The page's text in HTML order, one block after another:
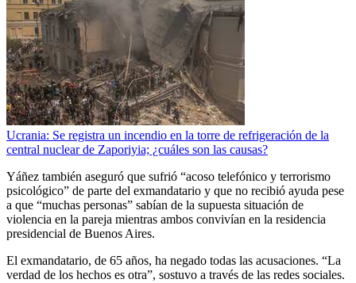
Ucrania: Se registra un incendio en la torre de refrigeración de la
central nuclear de Zaporiyia; ¿cuáles son las causas?
Yáñez también aseguró que sufrió “acoso telefónico y terrorismo
psicológico” de parte del exmandatario y que no recibió ayuda pese
a que “muchas personas” sabían de la supuesta situación de
violencia en la pareja mientras ambos convivían en la residencia
presidencial de Buenos Aires.
El exmandatario, de 65 años, ha negado todas las acusaciones. “La
verdad de los hechos es otra”, sostuvo a través de las redes sociales.